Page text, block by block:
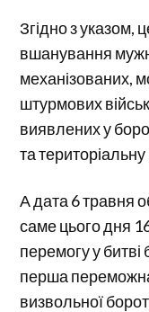
Згідно з указом,
вшанування
механізованих,
штурмових
виявлених у
та територіальну
А дата 6 травня
саме цього дня
перемогу у
перша
визвольної